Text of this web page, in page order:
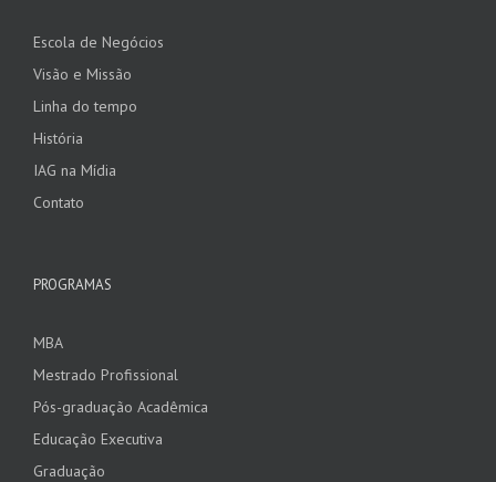
Escola de Negócios
Visão e Missão
Linha do tempo
História
IAG na Mídia
Contato
PROGRAMAS
MBA
Mestrado Profissional
Pós-graduação Acadêmica
Educação Executiva
Graduação